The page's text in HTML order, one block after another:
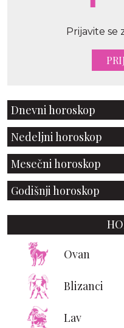
Prijavite se
Dnevni horoskop
Nedeljni horoskop
Mesečni horoskop
Godišnji horoskop
Ovan
Blizanci
Lav